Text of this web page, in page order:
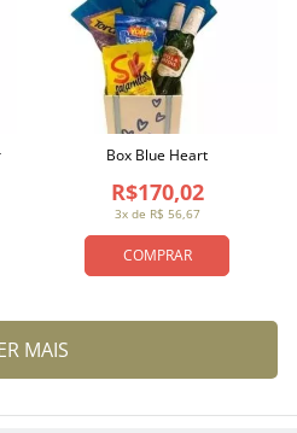
COMPRAR
3x de R$ 56,67
R$170,02
Box Blue Heart
MAIS